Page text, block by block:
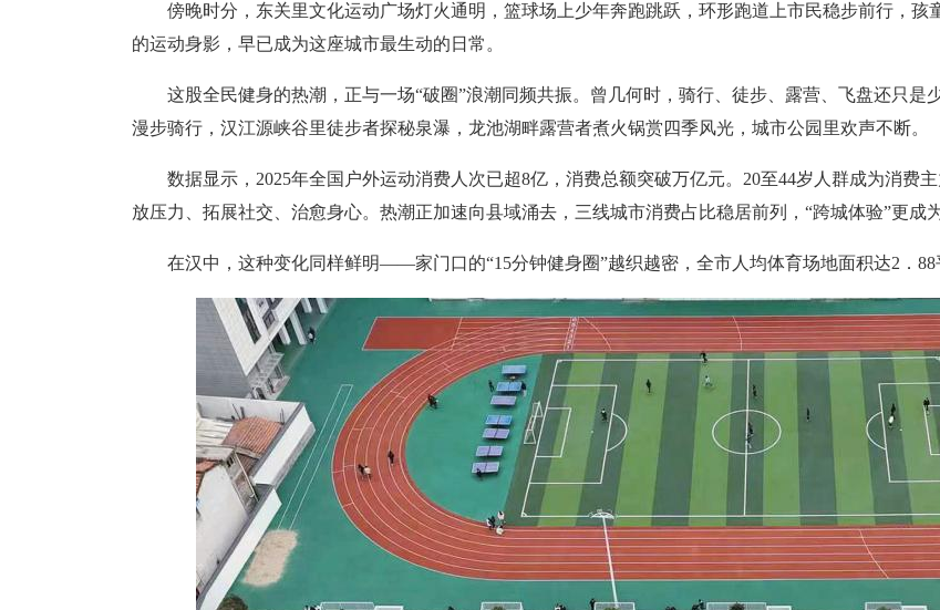
傍晚时分，东关里文化运动广场灯火通明，篮球场上少年奔跑跳跃，环形跑道上市民稳步前行，孩
的运动身影，早已成为这座城市最生动的日常。
这股全民健身的热潮，正与一场“破圈”浪潮同频共振。曾几何时，骑行、徒步、露营、飞盘还只
漫步骑行，汉江源峡谷里徒步者探秘泉瀑，龙池湖畔露营者煮火锅赏四季风光，城市公园里欢声不断。
数据显示，2025年全国户外运动消费人次已超8亿，消费总额突破万亿元。20至44岁人群成为消费
放压力、拓展社交、治愈身心。热潮正加速向县域涌去，三线城市消费占比稳居前列，“跨城体验”更成
在汉中，这种变化同样鲜明——家门口的“15分钟健身圈”越织越密，全市人均体育场地面积达2．88